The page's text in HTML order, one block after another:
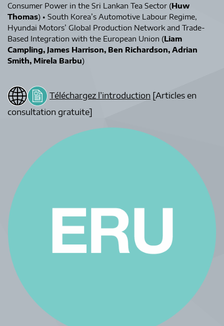
Consumer Power in the Sri Lankan Tea Sector (Huw
Thomas) • South Korea’s Automotive Labour Regime,
Hyundai Motors’ Global Production Network and Trade-
Based Integration with the European Union (Liam
Campling, James Harrison, Ben Richardson, Adrian
Smith, Mirela Barbu)
Téléchargez l’introduction [Articles en
consultation gratuite]